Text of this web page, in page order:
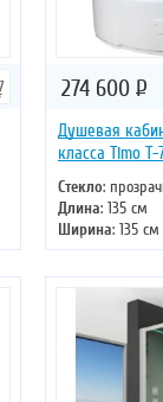
Душевая
класса Timo T-
Стекло:
Длина: 135 см
Ширина: 135 см
Высота: 220 см
Форма:
Двери:
274 600 Р